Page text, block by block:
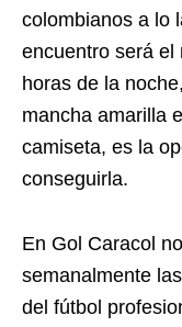
colombianos a lo
encuentro será el
horas de la
mancha amarilla
camiseta, es la
conseguirla.
En Gol Caracol
semanalmente
del fútbol